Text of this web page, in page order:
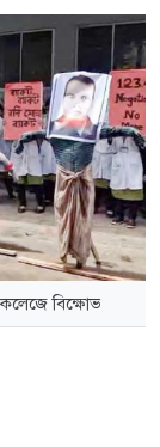
বিক্ষোভ